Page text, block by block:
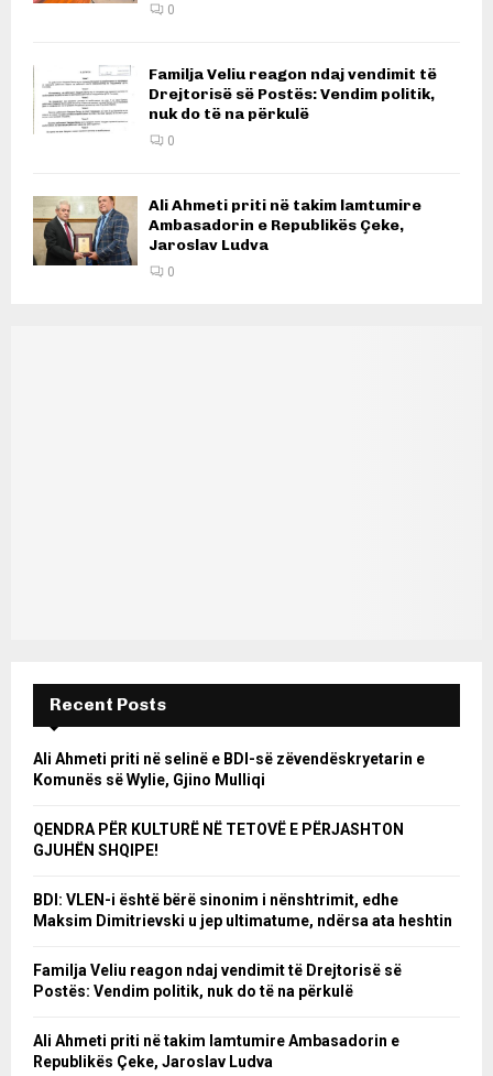
0
Familja Veliu reagon ndaj vendimit të
Drejtorisë së Postës: Vendim politik,
nuk do të na përkulë
0
Ali Ahmeti priti në takim lamtumire
Ambasadorin e Republikës Çeke,
Jaroslav Ludva
0
Recent Posts
Ali Ahmeti priti në selinë e BDI-së zëvendëskryetarin e
Komunës së Wylie, Gjino Mulliqi
QENDRA PËR KULTURË NË TETOVË E PËRJASHTON
GJUHËN SHQIPE!
BDI: VLEN-i është bërë sinonim i nënshtrimit, edhe
Maksim Dimitrievski u jep ultimatume, ndërsa ata heshtin
Familja Veliu reagon ndaj vendimit të Drejtorisë së
Postës: Vendim politik, nuk do të na përkulë
Ali Ahmeti priti në takim lamtumire Ambasadorin e
Republikës Çeke, Jaroslav Ludva